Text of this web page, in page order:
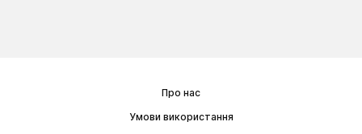
Про нас
Умови використання